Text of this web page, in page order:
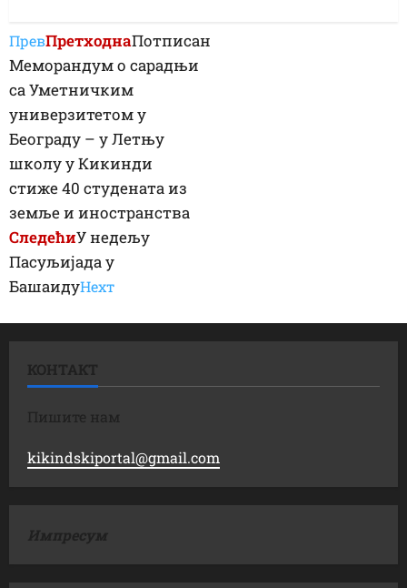
ПревПретходнаПотписан
Меморандум о сарадњи
са Уметничким
универзитетом у
Београду – у Летњу
школу у Кикинди
стиже 40 студената из
земље и иностранства
СледећиУ недељу
Пасуљијада у
БашаидуНеxт
КОНТАКТ
Пишите нам
kikindskiportal@gmail.com
Импресум